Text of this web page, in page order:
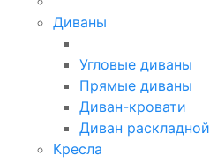
Диваны
Угловые диваны
Прямые диваны
Диван-кровати
Диван раскладной
Кресла